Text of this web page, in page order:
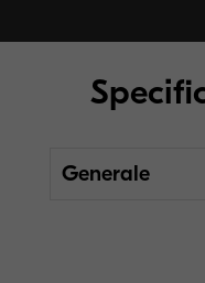
Generale